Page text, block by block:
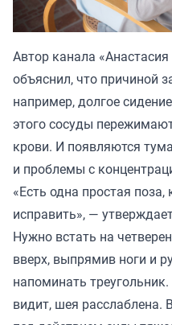
Автор канала «
объяснил, что причиной
например, долгое
этого сосуды
крови. И появляются
и проблемы с
«Есть одна простая
исправить», —
Нужно встать на
вверх, выпрямив ноги и
напоминать
видит, шея расслаблена.